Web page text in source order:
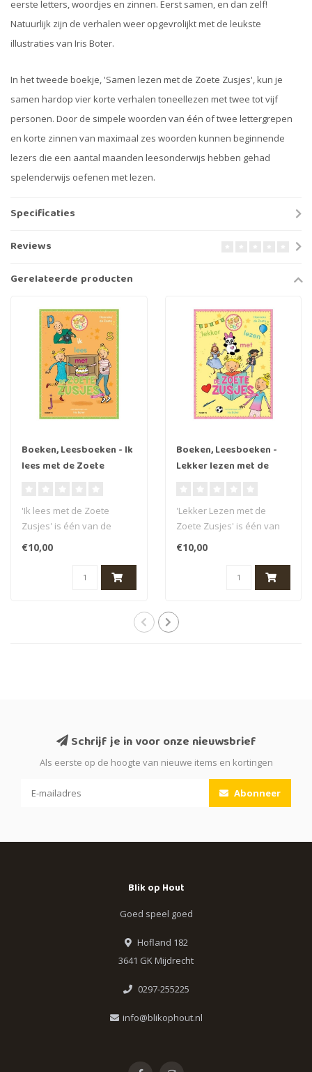
eerste letters, woordjes en zinnen. Eerst samen, en dan zelf!
Natuurlijk zijn de verhalen weer opgevrolijkt met de leukste
illustraties van Iris Boter.
In het tweede boekje, 'Samen lezen met de Zoete Zusjes', kun je
samen hardop vier korte verhalen toneellezen met twee tot vijf
personen. Door de simpele woorden van één of twee lettergrepen
en korte zinnen van maximaal zes woorden kunnen beginnende
lezers die een aantal maanden leesonderwijs hebben gehad
spelenderwijs oefenen met lezen.
Specificaties
Reviews
Gerelateerde producten
Boeken, Leesboeken - Ik
lees met de Zoete
'Ik lees met de Zoete
Zusjes' is één van de
nieuwste leesboeken voor
kinderen ..
€10,00
Boeken, Leesboeken -
Lekker lezen met de
'Lekker Lezen met de
Zoete Zusjes' is één van
de nieuwste leesboeken
voor kind..
€10,00
Schrijf je in voor onze nieuwsbrief
Als eerste op de hoogte van nieuwe items en kortingen
Abonneer
Blik op Hout
Goed speel goed
Hofland 182
3641 GK Mijdrecht
0297-255225
info@blikophout.nl